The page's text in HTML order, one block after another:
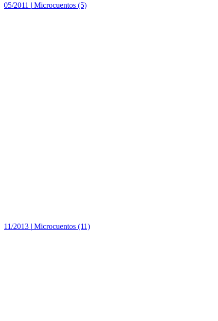
05/2011 | Microcuentos (5)
11/2013 | Microcuentos (11)